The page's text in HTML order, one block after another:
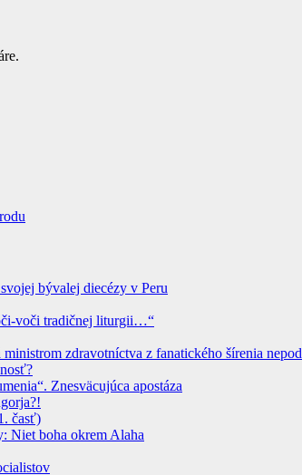
bývalej diecézy v Peru
voči tradičnej liturgii…“
zdravotníctva z fanatického šírenia
Znesväcujúca apostáza
časť)
Niet boha okrem Alaha